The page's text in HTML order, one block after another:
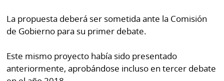
La propuesta deberá ser sometida ante la Comisión
de Gobierno para su primer debate.
Este mismo proyecto había sido presentado
anteriormente, aprobándose incluso en tercer debate